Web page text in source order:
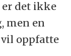
det ikke
men en
oppfatte